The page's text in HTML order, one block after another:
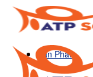
Sản Phẩm